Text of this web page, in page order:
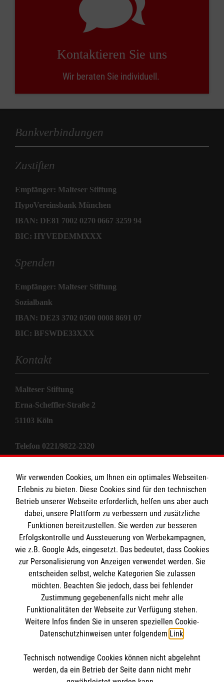
Kontaktieren Sie uns
Wir beraten Sie individuell.
Bankverbindungen
Zustiften
Empfänger: Malteser Stiftung
HypoVereinsbank München
IBAN: DE81 7002 0270 0667 3259 94
BIC: HYVEDEMMXXX
Spenden
Empfänger: Malteser Stiftung
Sozialbank
IBAN: DE23 3702 0500 0008 8691 07
BIC: BFSWDE33XXX
Kontakt
Malteser Stiftung
Erna-Scheffler-Straße 2
51103 Köln
Telefon 0221/9822-2320
Informationen
Sitemap
Impressum
Datenschutz
Cookies
Transparenz
Wir verwenden Cookies, um Ihnen ein optimales Webseiten-
Erlebnis zu bieten. Diese Cookies sind für den technischen
Betrieb unserer Webseite erforderlich, helfen uns aber auch
dabei, unsere Plattform zu verbessern und zusätzliche
Funktionen bereitzustellen. Sie werden zur besseren
Erfolgskontrolle und Aussteuerung von Werbekampagnen,
wie z.B. Google Ads, eingesetzt. Das bedeutet, dass Cookies
zur Personalisierung von Anzeigen verwendet werden. Sie
entscheiden selbst, welche Kategorien Sie zulassen
möchten. Beachten Sie jedoch, dass bei fehlender
Zustimmung gegebenenfalls nicht mehr alle
Funktionalitäten der Webseite zur Verfügung stehen.
Weitere Infos finden Sie in unseren speziellen Cookie-
Datenschutzhinweisen unter folgendem Link.
Technisch notwendige Cookies können nicht abgelehnt
werden, da ein Betrieb der Seite dann nicht mehr